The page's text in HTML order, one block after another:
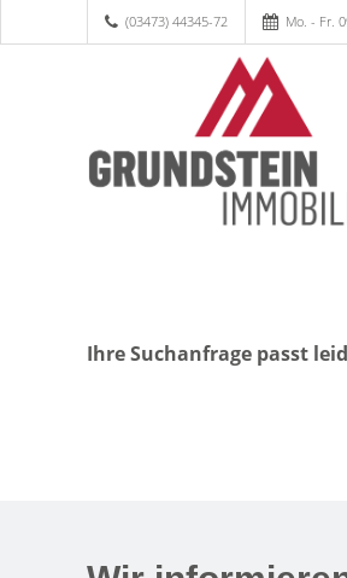
(03473) 44345-72 Mo. - Fr.
Ihre Suchanfrage passt